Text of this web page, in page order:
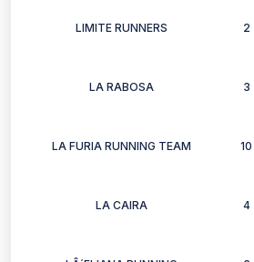
LIMITE RUNNERS 2
LA RABOSA 3
LA FURIA RUNNING TEAM 10
LA CAIRA 4